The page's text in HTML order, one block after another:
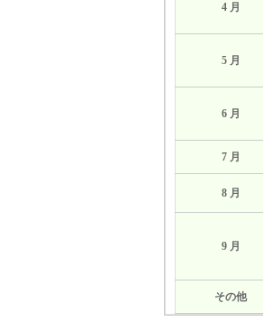
4 月
5 月
6 月
7 月
8 月
9 月
その他